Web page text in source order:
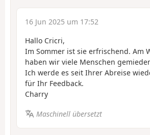
16 Jun 2025 um 17:52
Hallo Cricri,
Im Sommer ist sie erfrischend. Am
haben wir viele Menschen
Ich werde es seit Ihrer Abreise
für Ihr Feedback.
Charry
Maschinell übersetzt